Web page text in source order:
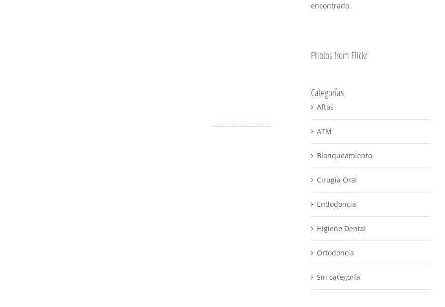
encontrado.
Photos from Flickr
Categorías
Aftas
ATM
Blanqueamiento
Cirugía Oral
Endodoncia
Higiene Dental
Ortodoncia
Sin categoría